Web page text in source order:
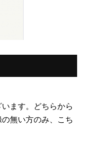
ます。どちらから
無い方のみ、こち